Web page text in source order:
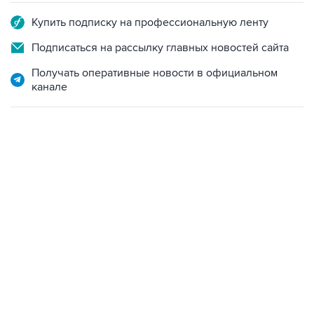
Купить подписку на профессиональную ленту
Подписаться на рассылку главных новостей сайта
Получать оперативные новости в официальном
канале